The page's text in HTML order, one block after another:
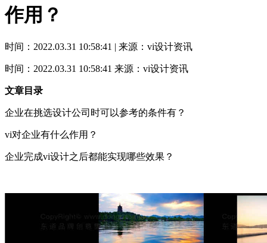
作用？
时间：2022.03.31 10:58:41 | 来源：vi设计资讯
时间：2022.03.31 10:58:41 来源：vi设计资讯
文章目录
企业在挑选设计公司时可以参考的条件有？
vi对企业有什么作用？
企业完成vi设计之后都能实现哪些效果？